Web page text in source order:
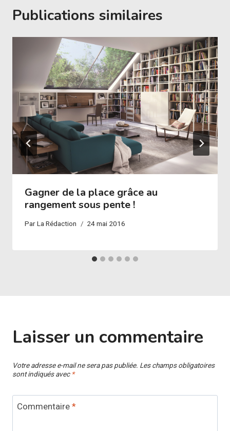
Publications similaires
Gagner de la place grâce au
rangement sous pente !
ParLa Rédaction 24 mai 2016
Laisser un commentaire
Votre adresse e-mail ne sera pas publiée. Les champs obligatoires
sont indiqués avec *
Commentaire *